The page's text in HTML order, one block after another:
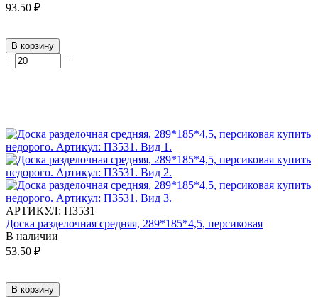
93.50 ₽
В корзину
+ −
АРТИКУЛ: П3531
Доска разделочная средняя, 289*185*4,5, персиковая
В наличии
53.50 ₽
В корзину